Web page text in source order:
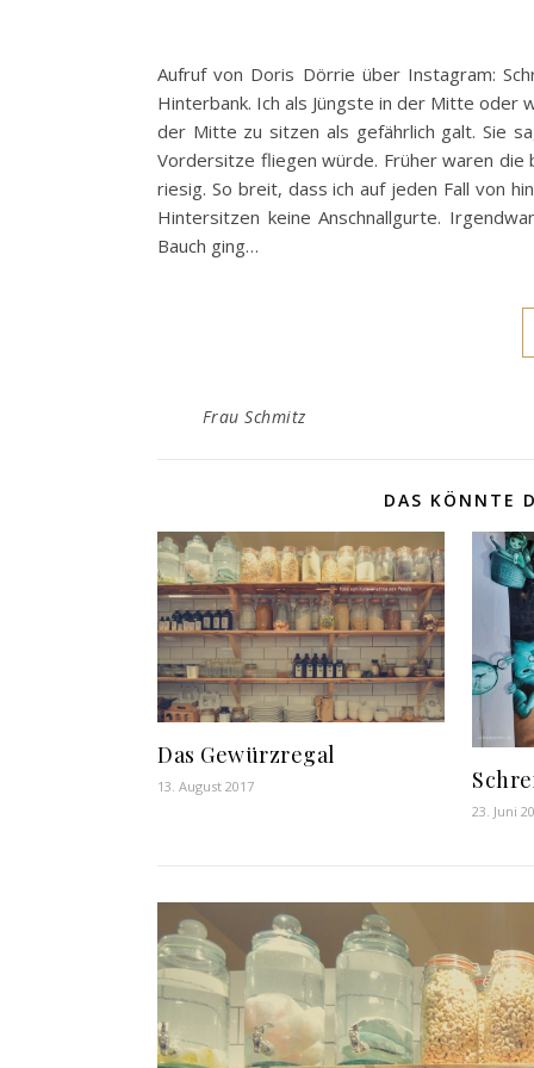
Aufruf von Doris Dörrie über Instagram:
Hinterbank. Ich als Jüngste in der Mitte
der Mitte zu sitzen als gefährlich galt. Sie
Vordersitze fliegen würde. Früher waren
riesig. So breit, dass ich auf jeden Fall von
Hintersitzen keine Anschnallgurte.
Bauch ging…
Frau Schmitz
DAS KÖNNTE
Das Gewürzregal
13. August 2017
23. Juni